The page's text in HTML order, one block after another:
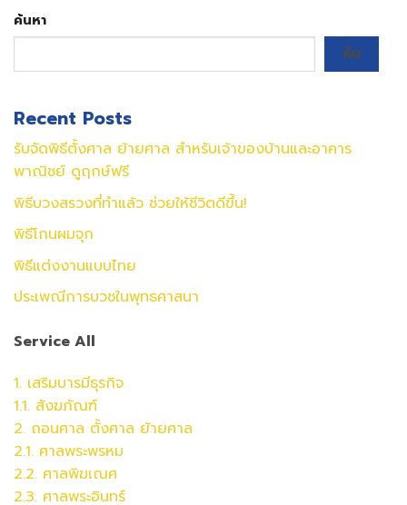
ค้นหา
ค้น
Recent Posts
รับจัดพิธีตั้งศาล ย้ายศาล สำหรับเจ้าของบ้านและอาคาร
พาณิชย์ ดูฤกษ์ฟรี
พิธีบวงสรวงที่ทำแล้ว ช่วยให้ชีวิตดีขึ้น!
พิธีโกนผมจุก
พิธีแต่งงานแบบไทย
ประเพณีการบวชในพุทธศาสนา
Service All
1. เสริมบารมีธุรกิจ
1.1. สังฆภัณฑ์
2. ถอนศาล ตั้งศาล ย้ายศาล
2.1. ศาลพระพรหม
2.2. ศาลพิฆเณศ
2.3. ศาลพระอินทร์